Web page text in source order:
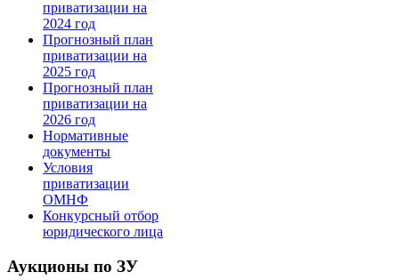
приватизации на
2024 год
Прогнозный план
приватизации на
2025 год
Прогнозный план
приватизации на
2026 год
Нормативные
документы
Условия
приватизации
ОМНФ
Конкурсный отбор
юридического лица
Аукционы по ЗУ